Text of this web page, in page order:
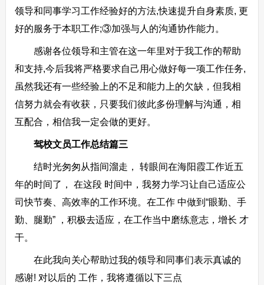
领导和同事学习工作经验好的方法,快速提升自身素质, 更
好的服务于本职工作;③加强与人的沟通协作能力。
感谢各位领导和主管在这一年里对于我工作的帮助
和支持,今后我将严格要求自己用心做好每一项工作任务,
虽然我还有一些经验上的不足和能力上的欠缺，但我相
信努力就会有收获，只要我们彼此多份理解与沟通，相
互配合，相信我一定会做的更好。
驾校文员工作总结篇三
结时光匆匆从指间溜走， 转眼间在海阳霞工作近五
年的时间了， 在这段 时间中，我努力学习让自己适应公
司快节奏、高效率的工作环境。在工作 中做到“眼勤、手
勤、腿勤” ，积极去适应，在工作当中磨练意志，增长 才
干。
在此我向关心帮助过我的领导和同事们表示真诚的
感谢! 对以后的 工作，我将遵循以下三点